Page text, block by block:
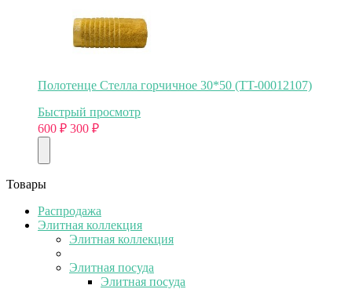
Полотенце Стелла горчичное 30*50 (TT-00012107)
Быстрый просмотр
600 ₽ 300 ₽
Товары
Распродажа
Элитная коллекция
Элитная коллекция
Элитная посуда
Элитная посуда